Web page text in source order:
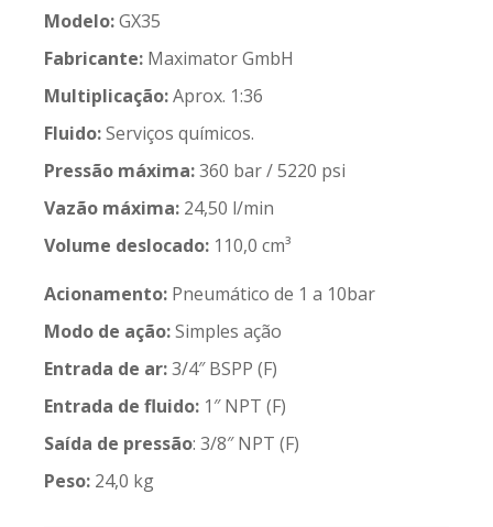
Modelo:GX35
Fabricante: Maximator GmbH
Multiplicação:Aprox. 1:36
Fluido:Serviços químicos.
Pressão máxima:360 bar / 5220 psi
Vazão máxima: 24,50 l/min
Volume deslocado: 110,0 cm³
Acionamento: Pneumático de 1 a 10bar
Modo de ação:Simples ação
Entrada de ar:3/4″ BSPP (F)
Entrada de fluido: 1″ NPT (F)
Saída de pressão: 3/8″ NPT (F)
Peso: 24,0 kg